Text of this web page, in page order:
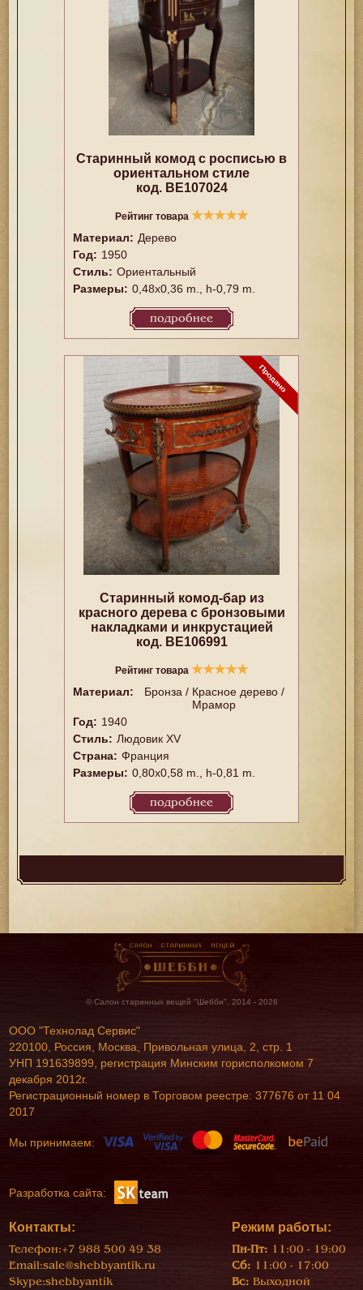
Старинный комод с росписью в
ориентальном стиле
код. BE107024
Рейтинг товара ★★★★★
Материал: Дерево
Год: 1950
Стиль: Ориентальный
Размеры: 0,48x0,36 m., h-0,79 m.
подробнее
Старинный комод-бар из
красного дерева с бронзовыми
накладками и инкрустацией
код. BE106991
Рейтинг товара ★★★★★
Материал:
Бронза / Красное дерево /
Мрамор
Год: 1940
Стиль: Людовик XV
Страна: Франция
Размеры: 0,80x0,58 m., h-0,81 m.
подробнее
© Салон старинных вещей "Шебби", 2014 - 2026
ООО "Технолад Сервис"
220100, Россия, Москва, Привольная улица, 2, стр. 1
УНП 191639899, регистрация Минским горисполкомом 7
декабря 2012г.
Регистрационный номер в Торговом реестре: 377676 от 11 04
2017
Мы принимаем:
Разработка сайта:
Контакты:
Телефон:+7 988 500 49 38
Email:sale@shebbyantik.ru
Skype:shebbyantik
Режим работы:
Пн-Пт: 11:00 - 19:00
Сб: 11:00 - 17:00
Вс: Выходной